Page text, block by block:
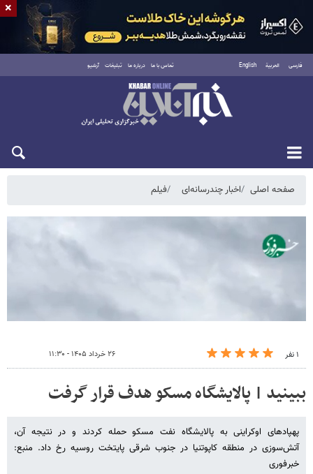
فارسی العربية English تماس با ما درباره ما تبلیغات آرشیو
جمعه ۱۶ مرداد ۱۴۰۵
صفحه اصلی اخبار چندرسانه‌ای فیلم
۱ نفر ۲۶ خرداد ۱۴۰۵ - ۱۱:۳۰
ببینید | پالایشگاه مسکو هدف قرار گرفت
پهپادهای اوکراینی به پالایشگاه نفت مسکو حمله کردند و در نتیجه آن،
آتش‌سوزی در منطقه کاپوتنیا در جنوب شرقی پایتخت روسیه رخ داد. منبع:
خبرفوری
×